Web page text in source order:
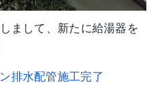
まして、新たに給湯器を